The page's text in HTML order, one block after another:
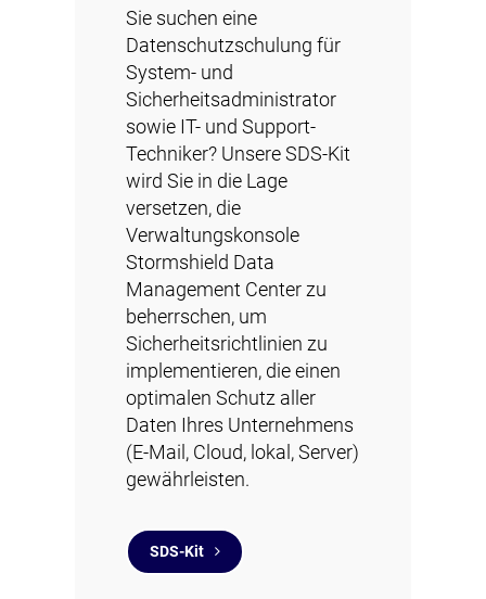
Sie suchen eine
Datenschutzschulung für
System- und
Sicherheitsadministrator
sowie IT- und Support-
Techniker? Unsere SDS-Kit
wird Sie in die Lage
versetzen, die
Verwaltungskonsole
Stormshield Data
Management Center zu
beherrschen, um
Sicherheitsrichtlinien zu
implementieren, die einen
optimalen Schutz aller
Daten Ihres Unternehmens
(E-Mail, Cloud, lokal, Server)
gewährleisten.
SDS-Kit